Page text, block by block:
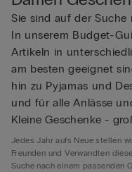
Sie sind auf der Suche
In unserem Budget-
Artikeln in
am besten geeignet
hin zu Pyjamas und
und für alle Anlässe
Kleine Geschenke -
Jedes Jahr aufs Neue stellen
Freunden und Verwandten
Suche nach einem passenden